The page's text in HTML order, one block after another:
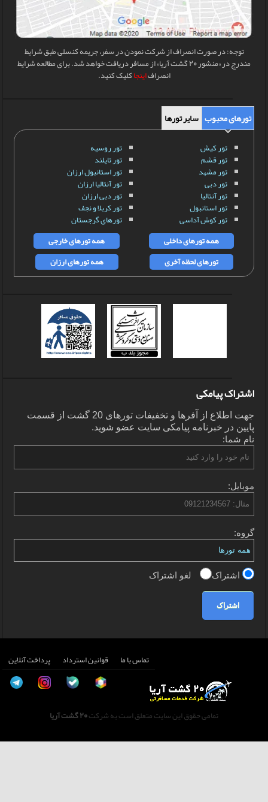
توجه: در صورت انصراف از شرکت نمودن در سفر، جریمه کنسلی طبق شرایط
مندرج در «منشور 20 گشت آریا» از مسافر دریافت خواهد شد. برای مطالعه شرایط
انصرافاینجاکلیک کنید.
تورهای محبوب سایر تورها
تور کیش
تور قشم
تور مشهد
تور دبی
تور آنتالیا
تور استانبول
تور کوش آداسی
تور روسیه
تور تایلند
تور استانبول ارزان
تور آنتالیا ارزان
تور دبی ارزان
تور کربلا و نجف
تورهای گرجستان
همه تورهای داخلی
همه تورهای خارجی
تورهای لحظه آخری
همه تورهای ارزان
اشتراک پیامکی
جهت اطلاع از آفرها و تخفیفات تورهای 20 گشت از قسمت
پایین در خبرنامه پیامکی سایت عضو شوید.
نام شما:
موبایل:
گروه:
اشتراک لغو اشتراک
اشتراک
تماس با ما قوانین استرداد پرداخت آنلاین
تمامی حقوق این سایت متعلق است به شرکت20 گشت آریا